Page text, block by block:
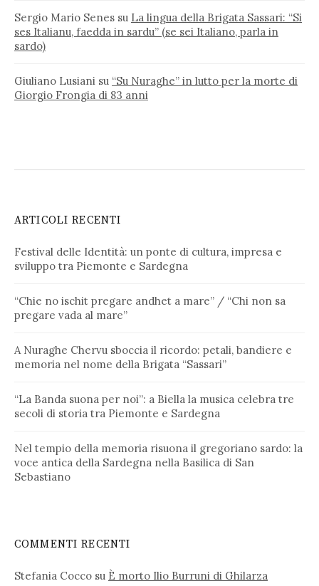
Sergio Mario Senes su La lingua della Brigata Sassari: “Si
ses Italianu, faedda in sardu” (se sei Italiano, parla in
sardo)
Giuliano Lusiani su “Su Nuraghe” in lutto per la morte di
Giorgio Frongia di 83 anni
ARTICOLI RECENTI
Festival delle Identità: un ponte di cultura, impresa e
sviluppo tra Piemonte e Sardegna
“Chie no ischit pregare andhet a mare” / “Chi non sa
pregare vada al mare”
A Nuraghe Chervu sboccia il ricordo: petali, bandiere e
memoria nel nome della Brigata “Sassari”
“La Banda suona per noi”: a Biella la musica celebra tre
secoli di storia tra Piemonte e Sardegna
Nel tempio della memoria risuona il gregoriano sardo: la
voce antica della Sardegna nella Basilica di San
Sebastiano
COMMENTI RECENTI
Stefania Cocco su È morto Ilio Burruni di Ghilarza